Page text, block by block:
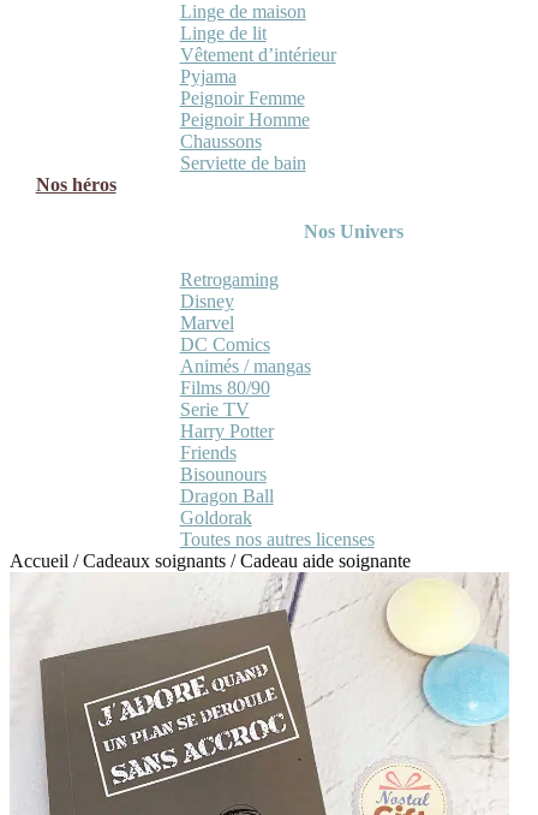
Linge de maison
Linge de lit
Vêtement d’intérieur
Pyjama
Peignoir Femme
Peignoir Homme
Chaussons
Serviette de bain
Nos héros
Nos Univers
Retrogaming
Disney
Marvel
DC Comics
Animés / mangas
Films 80/90
Serie TV
Harry Potter
Friends
Bisounours
Dragon Ball
Goldorak
Toutes nos autres licenses
Accueil /Cadeaux soignants /Cadeau aide soignante